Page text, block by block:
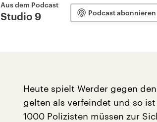
Aus dem Podcast
Studio 9 Podcast abonnieren
Heute spielt Werder gegen
gelten als verfeindet und so
1000 Polizisten müssen zur